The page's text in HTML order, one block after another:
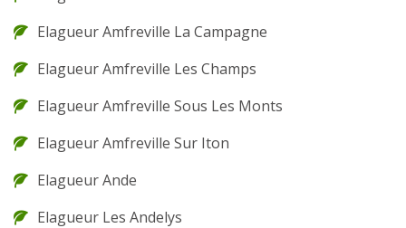
Elagueur Amfreville La Campagne
Elagueur Amfreville Les Champs
Elagueur Amfreville Sous Les Monts
Elagueur Amfreville Sur Iton
Elagueur Ande
Elagueur Les Andelys